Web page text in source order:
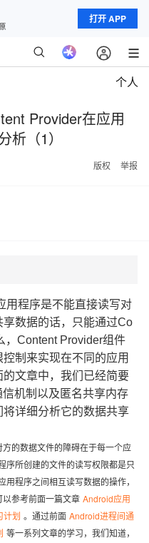
打开 APP
个人
Provider在应用
（1）
版权 举报
程序是不能直接读写对
数据的话，只能通过Co
，Content Provider组件
制来实现在不同的应用
文章中，我们已经简要
机制以及匿名共享内存
详细分析它的数据共享
的数据文件的障碍在于每一个应
序所创建的文件的读写权限都是只
程序之间相互读写数据的操作，
参考前面一篇文章 Android应用
计划 。通过前面 Android进程间通
等一系列文章的学习，我们知道，